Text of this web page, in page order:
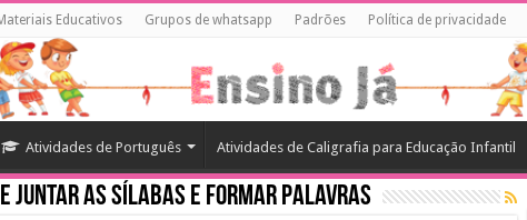
Educativos Grupos de whatsapp Padrões Política de privacidade
Atividades de Português Atividades de Caligrafia para Educação Infantil
Juntar as Sílabas e Formar Palavras